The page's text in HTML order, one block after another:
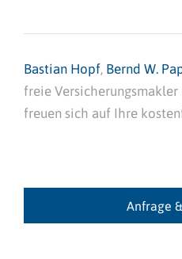
Bastian Hopf, Bernd W.
freie
freuen sich auf Ihre
Anfrage